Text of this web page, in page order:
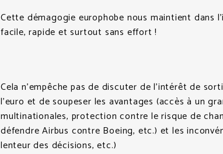
Cette démagogie europhobe nous maintient dans
facile, rapide et surtout sans effort !
Cela n’empêche pas de discuter de l’intérêt de
l’euro et de soupeser les avantages (accès à un
multinationales, protection contre le risque de
défendre Airbus contre Boeing, etc.) et les
lenteur des décisions, etc.)